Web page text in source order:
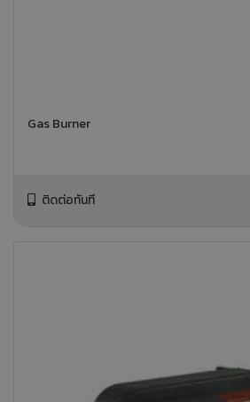
Gas Burner
ติดต่อทันที